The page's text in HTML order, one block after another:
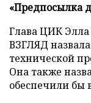
«Предпосылка
Глава ЦИК Элла
ВЗГЛЯД
технической
Она также
обеспечили бы